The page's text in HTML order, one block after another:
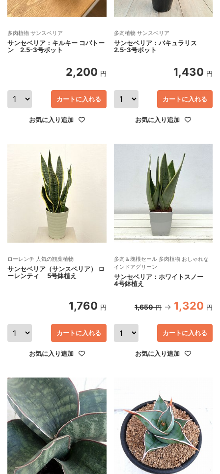
多肉植物 サンスベリア
サンセベリア：キルキー コパトー
ン 2.5-3号ポット
2,200 円
お気に入り追加
カートに入れる
多肉植物 サンスベリア
サンセベリア：バキュラリス
2.5-3号ポット
1,430 円
お気に入り追加
カートに入れる
ローレンチ 人気の観葉植物
サンセベリア（サンスベリア） ロ
ーレンティ 5号鉢植え
1,760 円
お気に入り追加
カートに入れる
多肉＆塊根セール 多肉植物 おしゃれな
インドアグリーン
サンセベリア：ホワイトスノー
4号鉢植え
1,650 円 1,320 円
お気に入り追加
カートに入れる